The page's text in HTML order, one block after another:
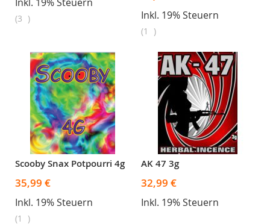
Inkl. 19% Steuern
3 Inkl. 19% Steuern
1
Scooby Snax Potpourri 4g
35,99 €
Inkl. 19% Steuern
1
AK 47 3g
32,99 €
Inkl. 19% Steuern